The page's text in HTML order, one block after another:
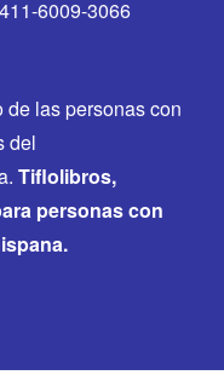
6009-3066
de las personas con
del
Tiflolibros,
personas con